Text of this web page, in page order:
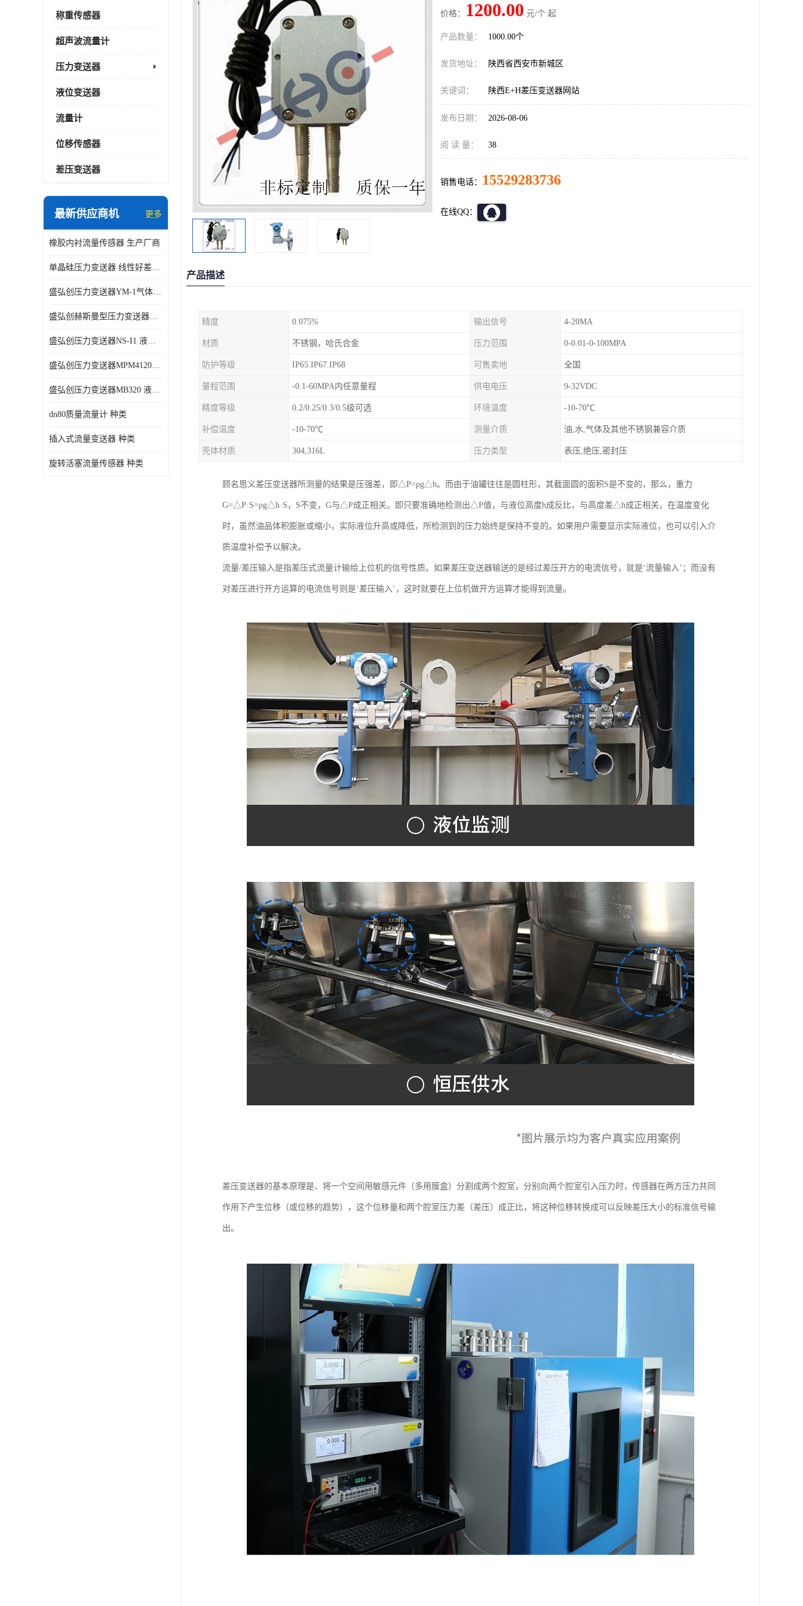
称重传感器
超声波流量计
压力变送器
液位变送器
流量计
位移传感器
差压变送器
最新供应商机 更多
橡胶内衬流量传感器 生产厂商
单晶硅压力变送器 线性好差压变送器
盛弘创压力变送器YM-1气体压力传感器负压计
盛弘创赫斯曼型压力变送器HG200 液体压力传感器负压计
盛弘创压力变送器NS-I1 液体压力传感器负压计
盛弘创压力变送器MPM4120C 液体压力传感器负压计
盛弘创压力变送器MB320 液体压力传感器负压计
dn80质量流量计 种类
插入式流量变送器 种类
旋转活塞流量传感器 种类
价格： 1200.00 元/个 起
产品数量： 1000.00个
发货地址： 陕西省西安市新城区
关键词： 陕西E+H差压变送器网站
发布日期： 2026-08-06
阅 读 量： 38
销售电话： 15529283736
在线QQ：
产品描述
精度 0.075% 输出信号 4-20MA
材质 不锈钢，哈氏合金 压力范围 0-0.01-0-100MPA
防护等级 IP65.IP67.IP68 可售卖地 全国
量程范围 -0.1-60MPA内任意量程 供电电压 9-32VDC
精度等级 0.2/0.25/0.3/0.5级可选 环境温度 -10-70℃
补偿温度 -10-70℃ 测量介质 油,水,气体及其他不锈钢兼容介质
壳体材质 304,316L 压力类型 表压,绝压,密封压
顾名思义差压变送器所测量的结果是压强差，即△P=ρg△h。而由于油罐往往是圆柱形，其截面圆的面积S是不变的，那么，重力
G=△P·S=ρg△h·S，S不变，G与△P成正相关。即只要准确地检测出△P值，与液位高度h成反比，与高度差△h成正相关，在温度变化
时，虽然油品体积膨胀或缩小，实际液位升高或降低，所检测到的压力始终是保持不变的。如果用户需要显示实际液位，也可以引入介
质温度补偿予以解决。
流量/差压输入是指差压式流量计输给上位机的信号性质。如果差压变送器输送的是经过差压开方的电流信号，就是‘流量输入’；而没有
对差压进行开方运算的电流信号则是‘差压输入’，这时就要在上位机做开方运算才能得到流量。
差压变送器的基本原理是、将一个空间用敏感元件（多用膜盒）分割成两个腔室，分别向两个腔室引入压力时，传感器在两方压力共同
作用下产生位移（或位移的趋势），这个位移量和两个腔室压力差（差压）成正比，将这种位移转换成可以反映差压大小的标准信号输
出。